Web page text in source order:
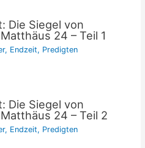
Die Siegel von
24 – Teil 1
, Endzeit, Predigten
Die Siegel von
24 – Teil 2
, Endzeit, Predigten